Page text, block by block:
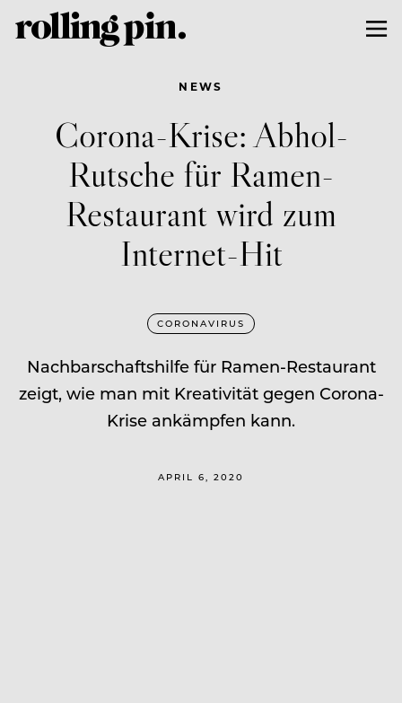
NEWS
Corona-Krise: Abhol-
Rutsche für Ramen-
Restaurant wird zum
Internet-Hit
CORONAVIRUS
Nachbarschaftshilfe für Ramen-Restaurant
zeigt, wie man mit Kreativität gegen Corona-
Krise ankämpfen kann.
APRIL 6, 2020